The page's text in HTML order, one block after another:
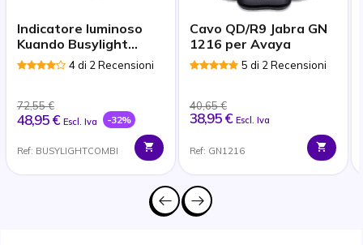
Indicatore luminoso
Kuando Busylight
Combi
4 di 2 Recensioni
72,55 €
48,95 € Escl. Iva -32%
Ref: BUSYLIGHTCOMBI
Cavo QD/R9 Jabra GN
1216 per Avaya
5 di 2 Recensioni
40,65 €
38,95 € Escl. Iva
Ref: GN1216